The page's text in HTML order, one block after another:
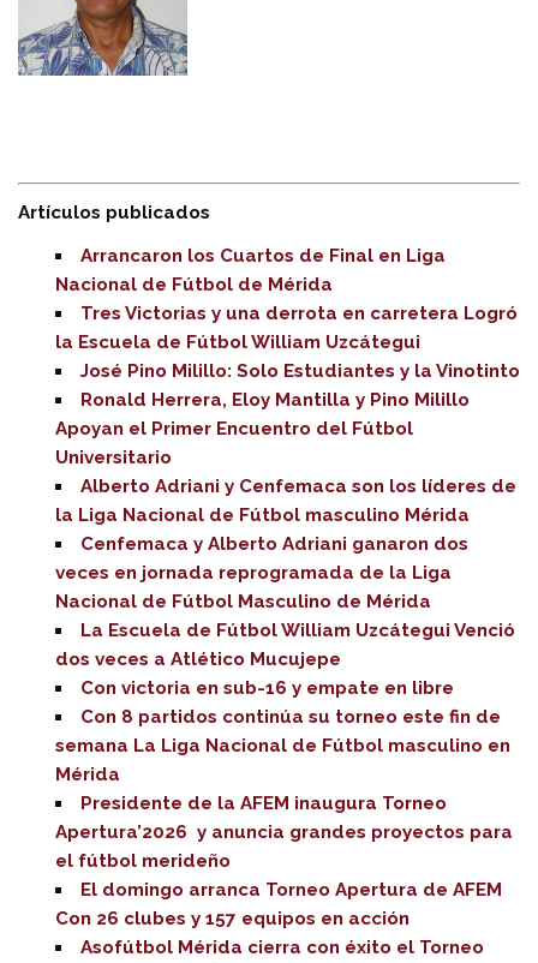
Artículos publicados
Arrancaron los Cuartos de Final en Liga
Nacional de Fútbol de Mérida
Tres Victorias y una derrota en carretera Logró
la Escuela de Fútbol William Uzcátegui
José Pino Milillo: Solo Estudiantes y la Vinotinto
Ronald Herrera, Eloy Mantilla y Pino Milillo
Apoyan el Primer Encuentro del Fútbol
Universitario
Alberto Adriani y Cenfemaca son los líderes de
la Liga Nacional de Fútbol masculino Mérida
Cenfemaca y Alberto Adriani ganaron dos
veces en jornada reprogramada de la Liga
Nacional de Fútbol Masculino de Mérida
La Escuela de Fútbol William Uzcátegui Venció
dos veces a Atlético Mucujepe
Con victoria en sub-16 y empate en libre
Con 8 partidos continúa su torneo este fin de
semana La Liga Nacional de Fútbol masculino en
Mérida
Presidente de la AFEM inaugura Torneo
Apertura’2026 y anuncia grandes proyectos para
el fútbol merideño
El domingo arranca Torneo Apertura de AFEM
Con 26 clubes y 157 equipos en acción
Asofútbol Mérida cierra con éxito el Torneo